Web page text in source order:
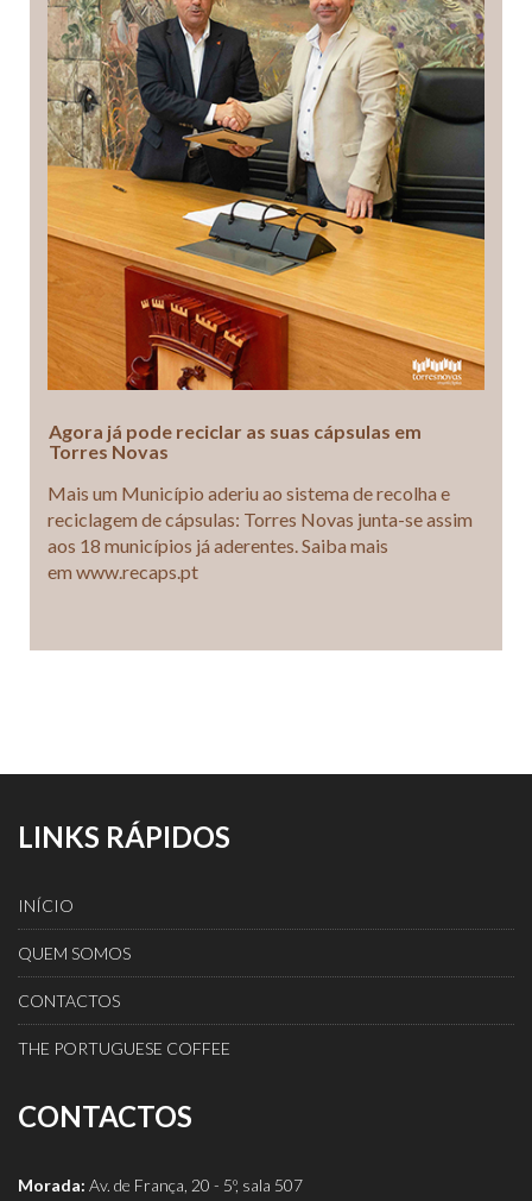
Agora já pode reciclar as suas cápsulas em
Torres Novas
Mais um Município aderiu ao sistema de recolha e
reciclagem de cápsulas: Torres Novas junta-se assim
aos 18 municípios já aderentes. Saiba mais
em www.recaps.pt
LINKS RÁPIDOS
INÍCIO
QUEM SOMOS
CONTACTOS
THE PORTUGUESE COFFEE
CONTACTOS
Morada: Av. de França, 20 - 5º, sala 507